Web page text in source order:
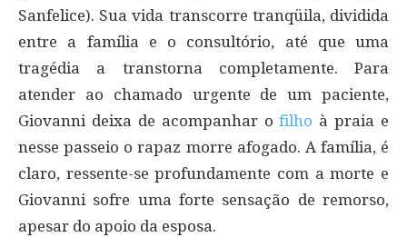
Sanfelice). Sua vida transcorre tranqüila, dividida
entre a família e o consultório, até que uma
tragédia a transtorna completamente. Para
atender ao chamado urgente de um paciente,
Giovanni deixa de acompanhar ofilho à praia e
nesse passeio o rapaz morre afogado. A família, é
claro, ressente-se profundamente com a morte e
Giovanni sofre uma forte sensação de remorso,
apesar do apoio da esposa.